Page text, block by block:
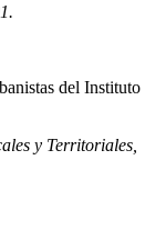
del Instituto
y Territoriales,